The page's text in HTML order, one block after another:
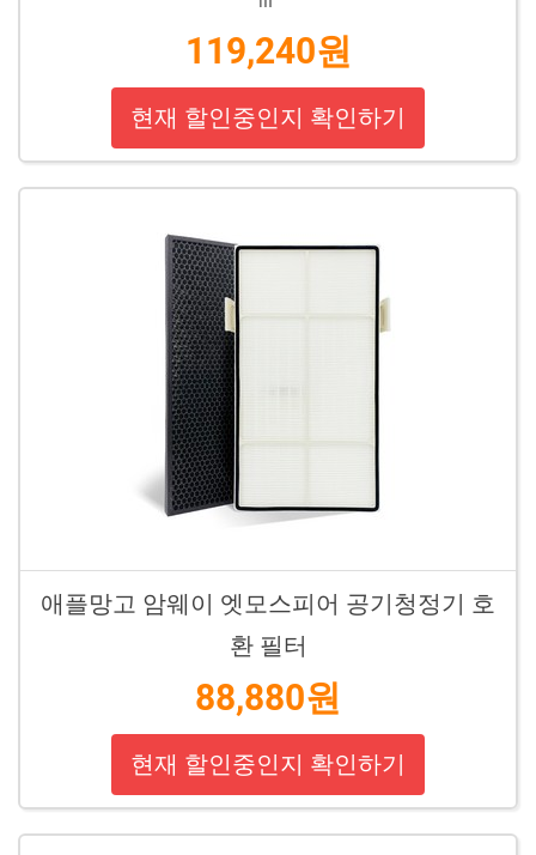
119,240원
현재 할인중인지 확인하기
애플망고 암웨이 엣모스피어 공기청정기 호
환 필터
88,880원
현재 할인중인지 확인하기